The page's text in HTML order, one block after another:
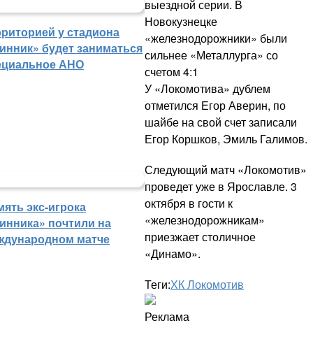
у стадиона
будет заниматься
АНО
экс-игрока
почтили на
матче
выездной серии. В
Новокузнецке
«железнодорожники» были
сильнее «Металлурга» со
счетом 4:1
У «Локомотива» дублем
отметился Егор Аверин, по
шайбе на свой счет записали
Егор Коршков, Эмиль Галимов.
Следующий матч «Локомотив»
проведет уже в Ярославле. 3
октября в гости к
«железнодорожникам»
приезжает столичное
«Динамо».
Теги:ХК Локомотив
Реклама